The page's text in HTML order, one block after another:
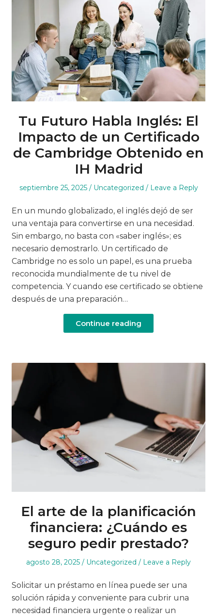
Tu Futuro Habla Inglés: El
Impacto de un Certificado
de Cambridge Obtenido en
IH Madrid
Posted
septiembre 25, 2025
Posted
Uncategorized Leave a Reply
En un mundo globalizado, el inglés dejó de ser
una ventaja para convertirse en una necesidad.
Sin embargo, no basta con «saber inglés»; es
necesario demostrarlo. Un certificado de
Cambridge no es solo un papel, es una prueba
reconocida mundialmente de tu nivel de
competencia. Y cuando ese certificado se obtiene
después de una preparación…
Continue reading
El arte de la planificación
financiera: ¿Cuándo es
seguro pedir prestado?
Posted
agosto 28, 2025
Posted
Uncategorized Leave a Reply
Solicitar un préstamo en línea puede ser una
solución rápida y conveniente para cubrir una
necesidad financiera urgente o realizar un